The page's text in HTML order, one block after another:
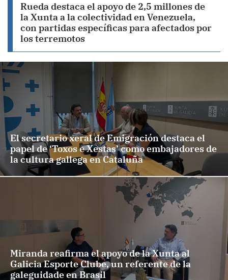
Rueda destaca el apoyo de 2,5 millones de
la Xunta a la colectividad en Venezuela,
con partidas específicas para afectados por
los terremotos
El secretario xeral de Emigración destaca el
papel de ‘Toxos e Xestas’ como embajadores de
la cultura gallega en Cataluña
Miranda reafirma el apoyo de la Xunta al
Galicia Esporte Clube, un referente de la
galeguidade en Brasil